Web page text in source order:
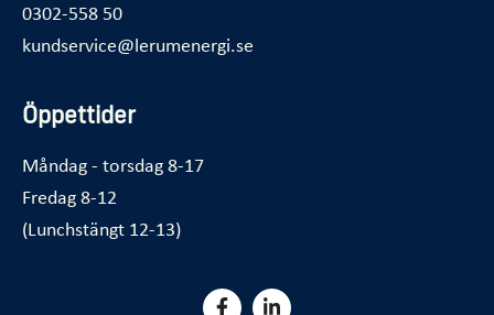
0302-558 50
kundservice@lerumenergi.se
Öppettider
Måndag - torsdag 8-17
Fredag 8-12
(Lunchstängt 12-13)